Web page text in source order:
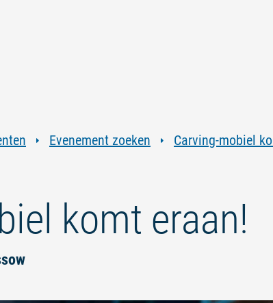
Evenement zoeken Carving-mobiel
komt eraan!